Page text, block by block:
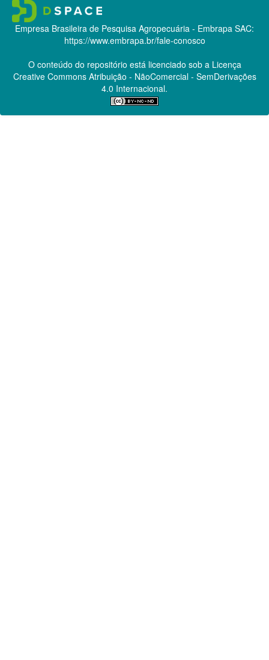
Empresa Brasileira de Pesquisa Agropecuária - Embrapa SAC:
https://www.embrapa.br/fale-conosco
O conteúdo do repositório está licenciado sob a Licença
Creative CommonsAtribuição - NãoComercial - SemDerivações
4.0 Internacional.